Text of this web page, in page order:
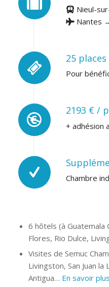
Nieul-
Nantes →
25 places
Pour
2193 € /
+ adhésion
Chambre
6 hôtels (à Guatemala
Flores, Rio Dulce,
Visites de Semuc
Livingston, San Juan la
Antigua… En savoir plus